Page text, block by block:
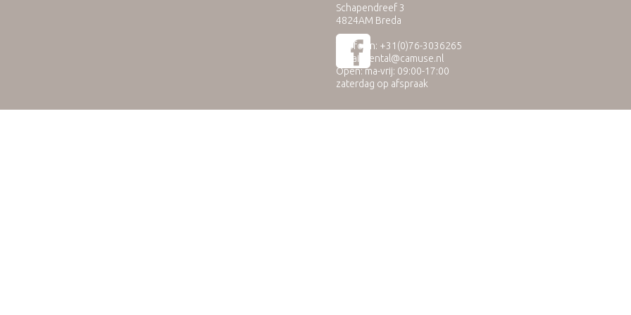
Schapendreef 3
4824AM Breda
Telefoon: +31(0)76-3036265
E-mail:
rental@camuse.nl
Open: ma-vrij: 09:00-17:00
zaterdag op afspraak